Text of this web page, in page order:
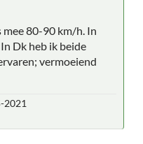
80-90 km/h. In
Dk heb ik beide
vermoeiend
2021